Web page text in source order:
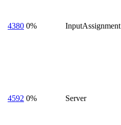
4380 0% InputAssignment
4592 0% Server